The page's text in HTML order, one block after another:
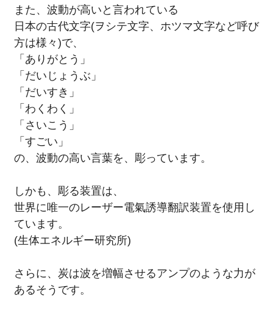
また、波動が高いと言われている
日本の古代文字(ヲシテ文字、ホツマ文字など呼び
方は様々)で、
「ありがとう」
「だいじょうぶ」
「だいすき」
「わくわく」
「さいこう」
「すごい」
の、波動の高い言葉を、彫っています。
しかも、彫る装置は、
世界に唯一のレーザー電氣誘導翻訳装置を使用し
ています。
(生体エネルギー研究所)
さらに、炭は波を増幅させるアンプのような力が
あるそうです。